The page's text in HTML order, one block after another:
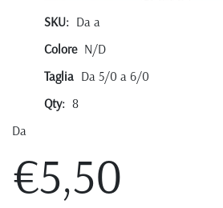
SKU: Da a
Colore N/D
Taglia Da 5/0 a 6/0
Qty: 8
Da
€5,50